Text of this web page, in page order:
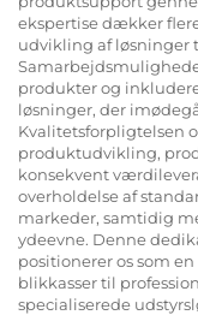
ekspertise dækker
udvikling af løsninger
produkter og
løsninger, der
Kvalitetsforpligtelsen
produktudvikling,
konsekvent
overholdelse af
markeder, samtidig
ydeevne. Denne
positionerer os som
blikkasser til
specialiserede